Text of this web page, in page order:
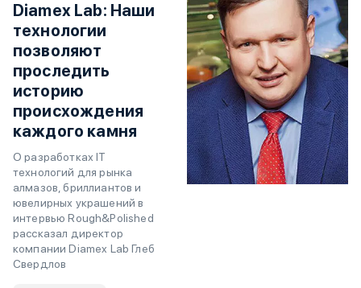
Diamex Lab: Наши
технологии
позволяют
проследить
историю
происхождения
каждого камня
О разработках IT
технологий для рынка
алмазов, бриллиантов и
ювелирных украшений в
интервью Rough&Polished
рассказал директор
компании Diamex Lab Глеб
Свердлов